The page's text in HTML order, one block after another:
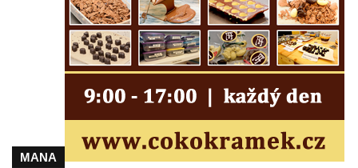
Československé armády v Teplicích
Socha Medvídě v Tierpark Chemnitz
Sochy Ležící žena v Tierpark Chemnitz
Sochy Ptáci v Tierpark Chemnitz
Socha Panter v ZOO Leipzig
Socha Dívka s mušlí v ZOO Leipzig
MANA